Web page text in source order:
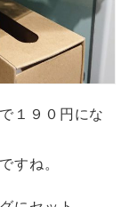
１９０円にな
すね。